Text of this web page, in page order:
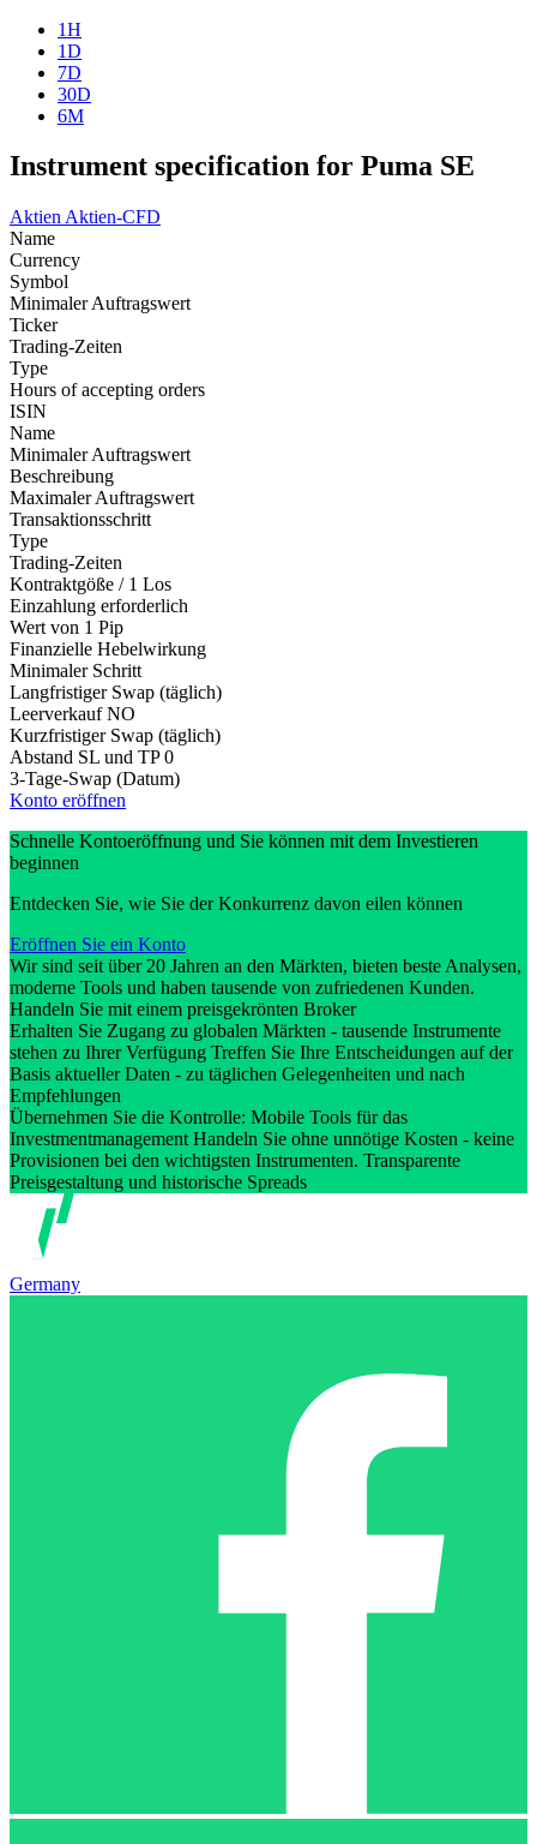
1H
1D
7D
30D
6M
Instrument specification for Puma SE
Aktien Aktien-CFD
Name
Currency
Symbol
Minimaler Auftragswert
Ticker
Trading-Zeiten
Type
Hours of accepting orders
ISIN
Name
Minimaler Auftragswert
Beschreibung
Maximaler Auftragswert
Transaktionsschritt
Type
Trading-Zeiten
Kontraktgöße / 1 Los
Einzahlung erforderlich
Wert von 1 Pip
Finanzielle Hebelwirkung
Minimaler Schritt
Langfristiger Swap (täglich)
Leerverkauf NO
Kurzfristiger Swap (täglich)
Abstand SL und TP 0
3-Tage-Swap (Datum)
Konto eröffnen
Schnelle Kontoeröffnung und Sie können mit dem Investieren
beginnen
Entdecken Sie, wie Sie der Konkurrenz davon eilen können
Eröffnen Sie ein Konto
Wir sind seit über 20 Jahren an den Märkten, bieten beste Analysen,
moderne Tools und haben tausende von zufriedenen Kunden.
Handeln Sie mit einem preisgekrönten Broker
Erhalten Sie Zugang zu globalen Märkten - tausende Instrumente
stehen zu Ihrer Verfügung Treffen Sie Ihre Entscheidungen auf der
Basis aktueller Daten - zu täglichen Gelegenheiten und nach
Empfehlungen
Übernehmen Sie die Kontrolle: Mobile Tools für das
Investmentmanagement Handeln Sie ohne unnötige Kosten - keine
Provisionen bei den wichtigsten Instrumenten. Transparente
Preisgestaltung und historische Spreads
Germany